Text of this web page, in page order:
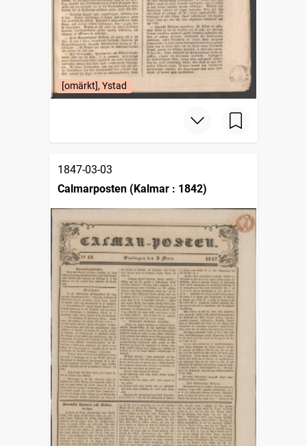
[omärkt], Ystad
1847-03-03
Calmarposten (Kalmar : 1842)